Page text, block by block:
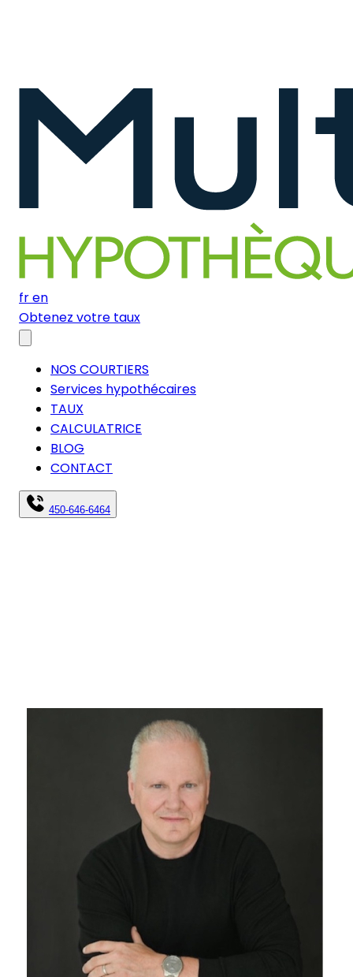
fren
Obtenez votre taux
NOS COURTIERS
Services hypothécaires
TAUX
CALCULATRICE
BLOG
CONTACT
450-646-6464